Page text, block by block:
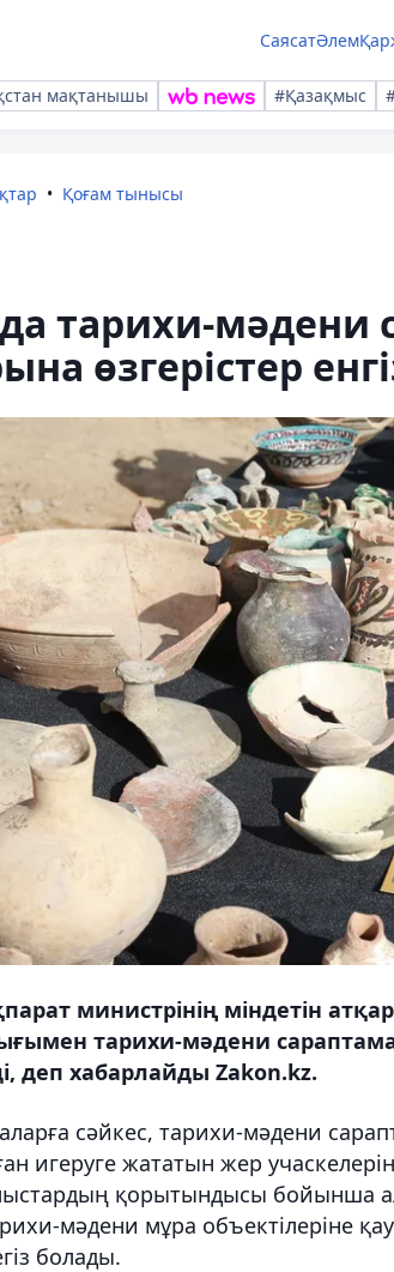
СаясатӘлем
мақтанышы #Қазақмыс
Қоғам тынысы
тарихи-мәдени
өзгерістер
министрінің міндетін
тарихи-мәдени
деп хабарлайды Zakon.kz.
сәйкес, тарихи-мәдени
игеруге жататын жер
қорытындысы бойынша
мәдени мұра объектілеріне
болады.